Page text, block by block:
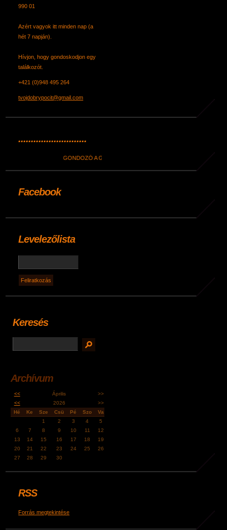
990 01
Azért vagyok itt minden nap (a
hét 7 napján).
Hívjon, hogy gondoskodjon egy
találkozót.
+421 (0)948 495 264
tvojdobrypocit@gmail.com
...........................
GONDOZÓ A GERINC
Facebook
Levelezőlista
Keresés
Archívum
<< Április
>>
<<
2026
>>
Hé
Ke Sze Csü Pé Szo
Va
1
2 3 4
5
6
7 8 9 10 11
12
13
14 15 16 17 18
19
20
21 22 23 24 25
26
27
28 29 30
RSS
Forrás megtekintése